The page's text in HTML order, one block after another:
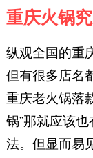
重庆火锅
纵观全国的重
但有很多店名
重庆老火锅落
锅”那就应该
法。但显而易